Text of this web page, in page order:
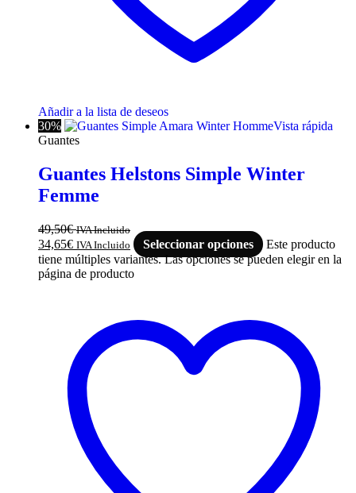
Añadir a la lista de deseos
30%
Vista rápida
Guantes
Guantes Helstons Simple Winter
Femme
49,50€ IVA Incluido
34,65€ IVA Incluido Seleccionar opciones
Este producto
tiene múltiples variantes. Las opciones se pueden elegir en la
página de producto